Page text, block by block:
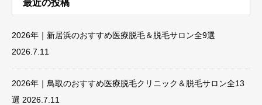
最近の投稿
2026年｜新居浜のおすすめ医療脱毛＆脱毛サロン全9選
2026.7.11
2026年｜鳥取のおすすめ医療脱毛クリニック＆脱毛サロン全13
選 2026.7.11